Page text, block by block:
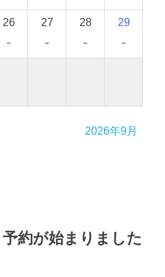
26
-
27
-
28
-
29
-
2026年9月
約が始まりました